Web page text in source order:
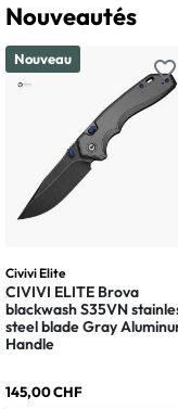
Nouveautés
favorite_border
Nouveau
Civivi Elite
CIVIVI ELITE Brova
blackwash S35VN
steel blade Gray
Handle
145,00 CHF